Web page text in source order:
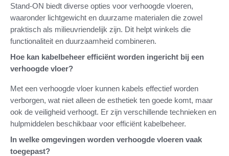
Stand-ON biedt diverse opties voor verhoogde vloeren,
waaronder lichtgewicht en duurzame materialen die zowel
praktisch als milieuvriendelijk zijn. Dit helpt winkels die
functionaliteit en duurzaamheid combineren.
Hoe kan kabelbeheer efficiënt worden ingericht bij een
verhoogde vloer?
Met een verhoogde vloer kunnen kabels effectief worden
verborgen, wat niet alleen de esthetiek ten goede komt, maar
ook de veiligheid verhoogt. Er zijn verschillende technieken en
hulpmiddelen beschikbaar voor efficiënt kabelbeheer.
In welke omgevingen worden verhoogde vloeren vaak
toegepast?